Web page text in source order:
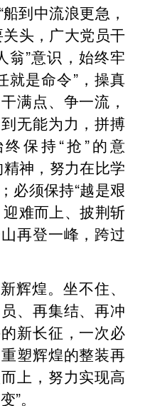
到中流浪更急，
头，广大党员干
翁”意识，始终牢
就是命令”，操真
满点、争一流，
无能为力，拼搏
保持“抢”的意
精神，努力在比学
必须保持“越是艰
难而上、披荆斩
再登一峰，跨过
辉煌。坐不住、
、再集结、再冲
新长征，一次必
塑辉煌的整装再
上，努力实现高
”。